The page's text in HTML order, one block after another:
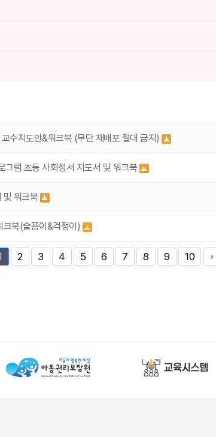
수지도안&워크북 (무단 재배포 절대 금지)
램 초등 사회정서 지도서 및 워크북
및 워크북
북(슬픔이&걱정이)
2 3 4 5 6 7 8 9 10